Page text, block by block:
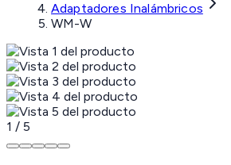
Adaptadores Inalámbricos
WM-W
1 / 5